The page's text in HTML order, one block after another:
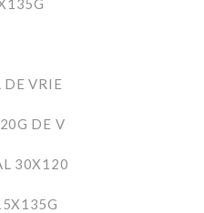
24X135G
50X30G
DE VRIE
DE V
30X120
15X135G